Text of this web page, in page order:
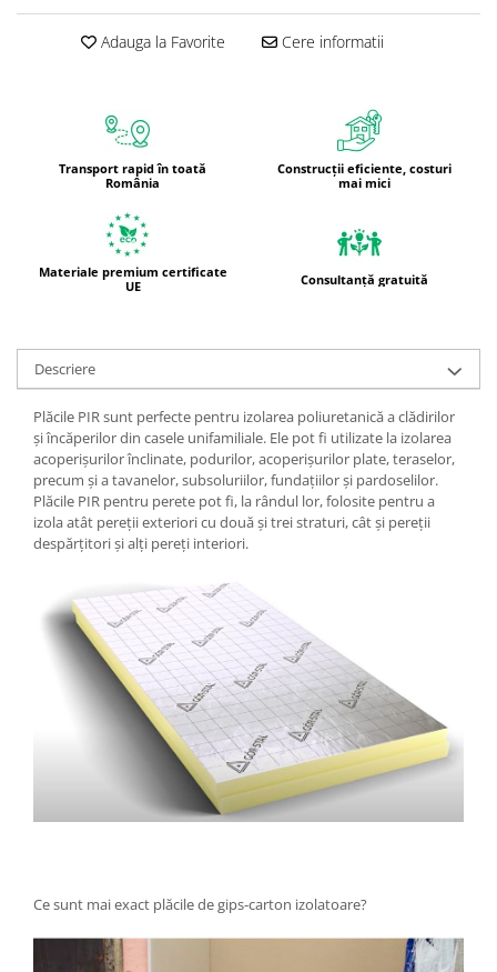
Adauga la Favorite Cere informatii
Transport rapid în toată
România
Construcții eficiente, costuri
mai mici
Materiale premium certificate
UE
Consultanță gratuită
Descriere
Plăcile PIR sunt perfecte pentru izolarea poliuretanică a clădirilor
și încăperilor din casele unifamiliale. Ele pot fi utilizate la izolarea
acoperișurilor înclinate, podurilor, acoperișurilor plate, teraselor,
precum și a tavanelor, subsoluriilor, fundațiilor și pardoselilor.
Plăcile PIR pentru perete pot fi, la rândul lor, folosite pentru a
izola atât pereții exteriori cu două și trei straturi, cât și pereții
despărțitori și alți pereți interiori.
Ce sunt mai exact plăcile de gips-carton izolatoare?